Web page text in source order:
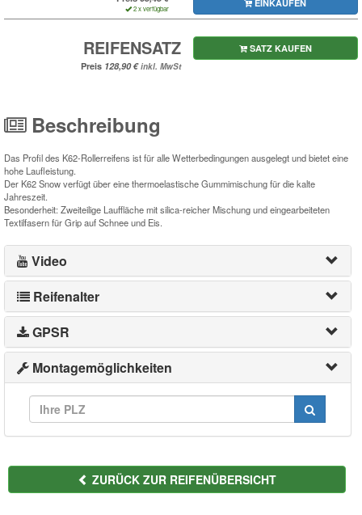
2 x verfügbar EINKAUFEN
REIFENSATZ
Preis inkl. MwSt
SATZ KAUFEN
Beschreibung
Das Profil des K62-Rollerreifens ist für alle Wetterbedingungen ausgelegt und bietet eine
hohe Laufleistung.
Der K62 Snow verfügt über eine thermoelastische Gummimischung für die kalte
Jahreszeit.
Besonderheit: Zweiteilige Lauffläche mit silica-reicher Mischung und eingearbeiteten
Textilfasern für Grip auf Schnee und Eis.
Video
Reifenalter
GPSR
Montagemöglichkeiten
ZURÜCK ZUR REIFENÜBERSICHT